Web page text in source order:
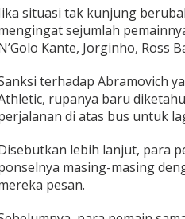
situasi tak kunjung
sejumlah
Kante, Jorginho, Ross
terhadap Abramovich
rupanya baru
di atas bus untuk
lebih lanjut, para
masing-masing
pesan.